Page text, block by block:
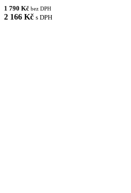
1 790 Kč bez DPH
2 166 Kč s DPH